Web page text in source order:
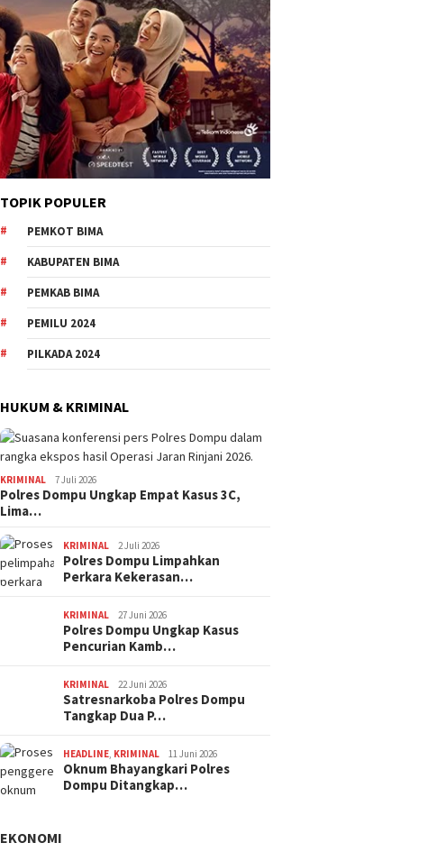
Kota Bima Catat Inflasi 4,06
Persen pada Juli 2026, Lebih
Tinggi dari Sumbawa
tak Muncul dalam LHP BPK,
Legislator PDI Perjuangan
TOPIK POPULER
PEMKOT BIMA
KABUPATEN BIMA
PEMKAB BIMA
PEMILU 2024
PILKADA 2024
HUKUM & KRIMINAL
KRIMINAL 7 Juli 2026
Polres Dompu Ungkap Empat Kasus 3C,
Lima…
KRIMINAL 2 Juli 2026
Polres Dompu Limpahkan
Perkara Kekerasan…
KRIMINAL 27 Juni 2026
Polres Dompu Ungkap Kasus
Pencurian Kamb…
KRIMINAL 22 Juni 2026
Satresnarkoba Polres Dompu
Tangkap Dua P…
HEADLINE, KRIMINAL 11 Juni 2026
Oknum Bhayangkari Polres
Dompu Ditangkap…
EKONOMI